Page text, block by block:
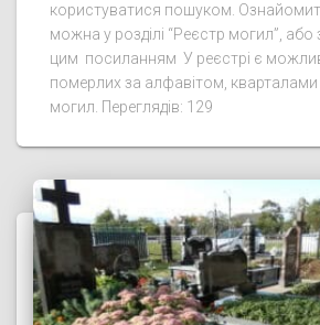
користуватися пошуком.
можна у розділі “Реєстр могил”, або
цим посиланням У реєстрі є
померлих за алфавітом,
могил. Переглядів: 129